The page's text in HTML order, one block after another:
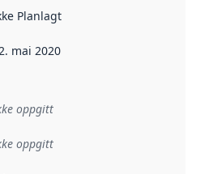
: Planlagt
sier når dataene i dette
mai 2020
oppgitt
oppgitt